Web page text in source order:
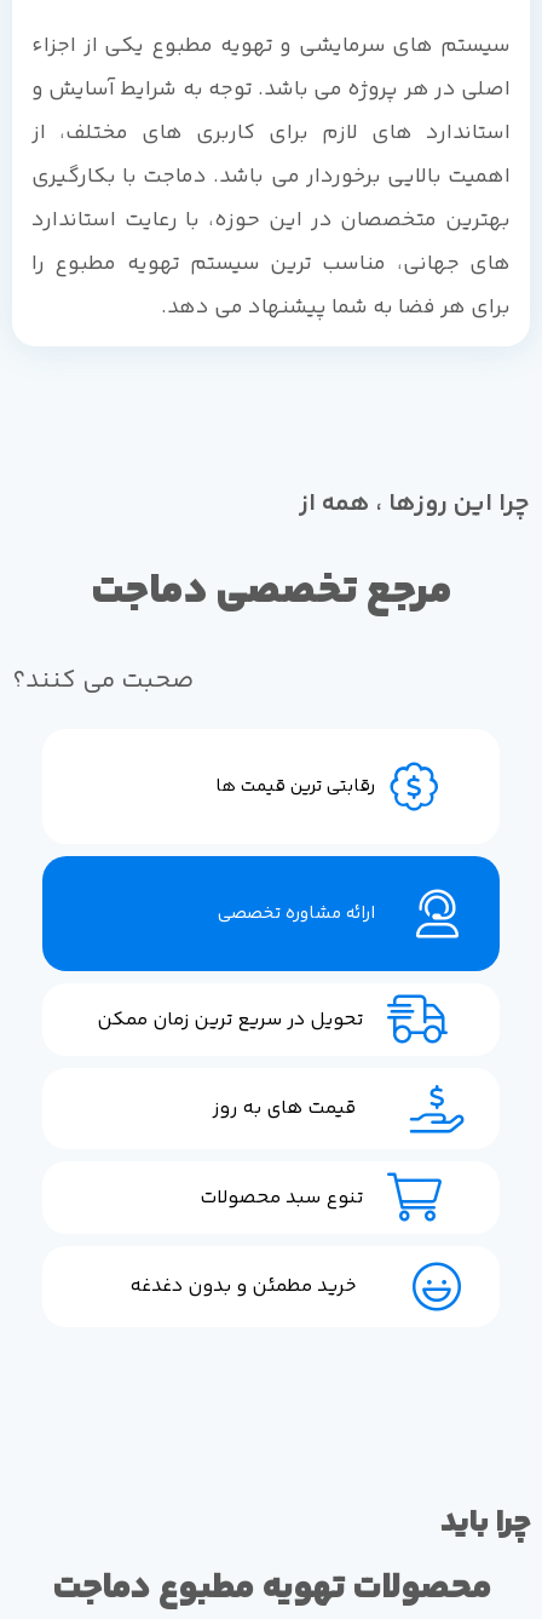
سیستم های سرمایشی و تهویه مطبوع یکی از اجزاء
اصلی در هر پروژه می باشد. توجه به شرایط آسایش و
استاندارد های لازم برای کاربری های مختلف، از
اهمیت بالایی برخوردار می باشد. دماجت با بکارگیری
بهترین متخصصان در این حوزه، با رعایت استاندارد
های جهانی، مناسب ترین سیستم تهویه مطبوع را
برای هر فضا به شما پیشنهاد می دهد.
چرا این روزها ، همه از
مرجع تخصصی دماجت
صحبت می کنند؟
رقابتی ترین قیمت ها
ارائه مشاوره تخصصی
تحویل در سریع ترین زمان ممکن
قیمت های به روز
تنوع سبد محصولات
خرید مطمئن و بدون دغدغه
چرا باید
محصولات تهویه مطبوع دماجت